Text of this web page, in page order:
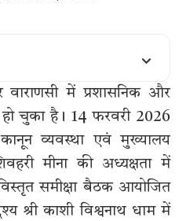
वाराणसी में प्रशासनिक और
हो चुका है। 14 फरवरी 2026
व्यवस्था एवं मुख्यालय
मीना की अध्यक्षता में
समीक्षा बैठक आयोजित
श्री काशी विश्वनाथ धाम में